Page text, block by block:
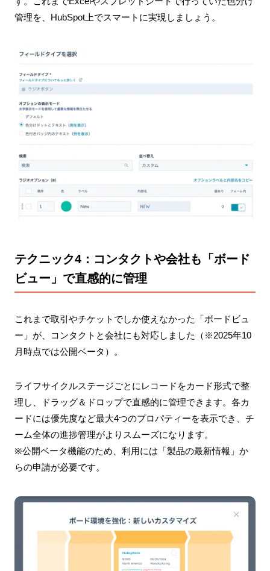
管理を、HubSpot上でスマートに実現しましょう。
テクニック4：コンタクトや会社も「ボード
ビュー」で直感的に管理
これまで取引やチケットでしか使えなかった「ボードビュ
ー」が、コンタクトと会社にも対応しました（※2025年10
月時点では公開ベータ）。
ライフサイクルステージごとにレコードをカード形式で整
理し、ドラッグ＆ドロップで直感的に管理できます。各カ
ードには優先度など最大4つのプロパティーを表示でき、チ
ーム全体の進捗管理がよりスムーズになります。
※公開ベータ機能のため、利用には「製品の最新情報」か
らの申請が必要です。